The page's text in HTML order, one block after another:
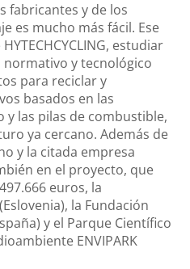
fabricantes y de los
es mucho más fácil. Ese
estudiar
y tecnológico
para reciclar y
basados en las
las pilas de combustible,
ya cercano. Además de
y la citada empresa
en el proyecto, que
euros, la
la Fundación
y el Parque Científico
ENVIPARK